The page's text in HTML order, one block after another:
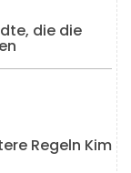
die die
Regeln Kim